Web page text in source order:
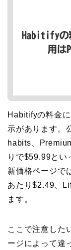
Habitifyの料金
示があります。
habits、
りで$59.99とい
新価格ページで
あたり$2.49、
ます。
ここで注意した
ージによって違